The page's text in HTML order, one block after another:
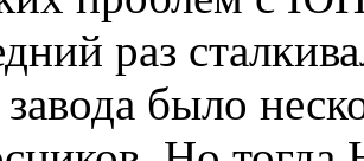
раз
завода было